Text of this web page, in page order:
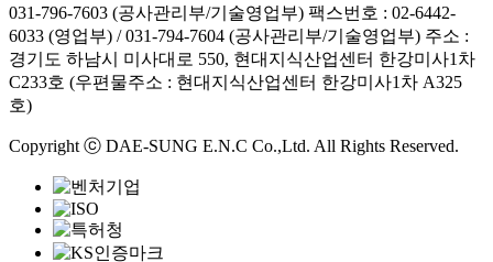
031-796-7603 (공사관리부/기술영업부) 팩스번호 : 02-6442-
6033 (영업부) / 031-794-7604 (공사관리부/기술영업부) 주소 :
경기도 하남시 미사대로 550, 현대지식산업센터 한강미사1차
C233호 (우편물주소 : 현대지식산업센터 한강미사1차 A325
호)
Copyright ⓒ DAE-SUNG E.N.C Co.,Ltd. All Rights Reserved.